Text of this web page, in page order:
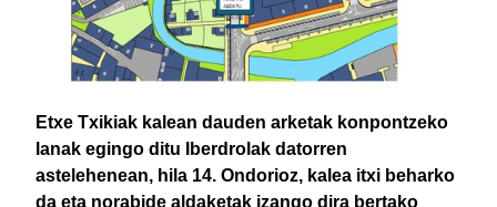
Etxe Txikiak kalean dauden arketak konpontzeko
lanak egingo ditu Iberdrolak datorren
astelehenean, hila 14. Ondorioz, kalea itxi beharko
da eta norabide aldaketak izango dira bertako